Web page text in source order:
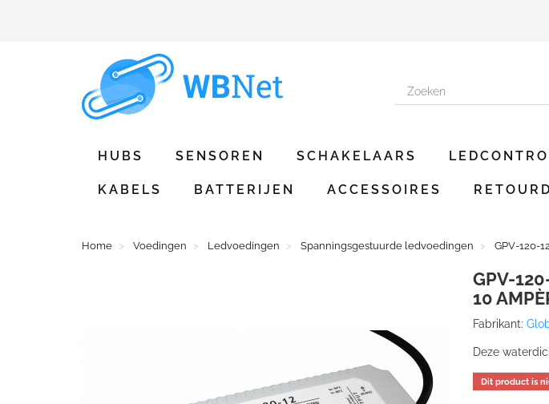
HUBS SENSOREN SCHAKELAARS
KABELS BATTERIJEN ACCESSOIRES
Home Voedingen Ledvoedingen Spanningsgestuurde ledvoedingen GPV-120-
GPV-
10
Fabrikant:
Deze
Dit product is